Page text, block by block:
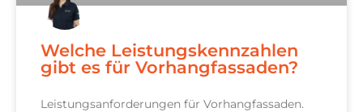
Welche Leistungskennzahlen
gibt es für Vorhangfassaden?
Leistungsanforderungen für Vorhangfassaden.